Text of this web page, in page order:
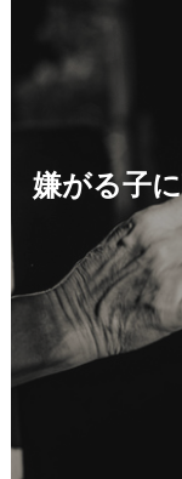
嫌がる子